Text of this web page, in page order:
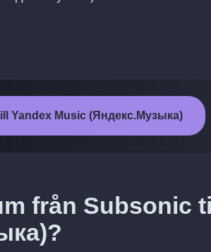
Yandex Music (Яндекс.Музыка)
från Subsonic